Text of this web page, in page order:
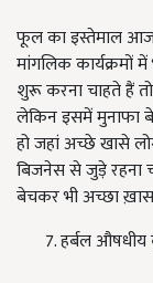
फूल का इस्तेमाल
मांगलिक
शुरू करना चाहते हैं
लेकिन इसमें मुनाफा
हो जहां अच्छे खासे
बिजनेस से जुड़े रहना
बेचकर भी अच्छा
हर्बल औषधीय